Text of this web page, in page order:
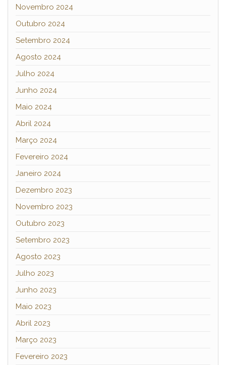
Novembro 2024
Outubro 2024
Setembro 2024
Agosto 2024
Julho 2024
Junho 2024
Maio 2024
Abril 2024
Março 2024
Fevereiro 2024
Janeiro 2024
Dezembro 2023
Novembro 2023
Outubro 2023
Setembro 2023
Agosto 2023
Julho 2023
Junho 2023
Maio 2023
Abril 2023
Março 2023
Fevereiro 2023